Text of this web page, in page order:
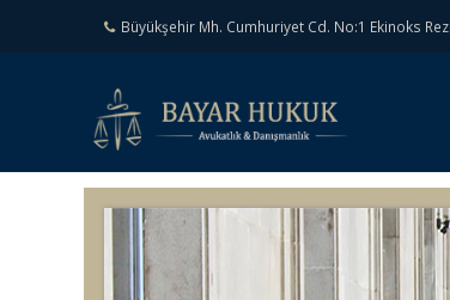
Büyükşehir Mh. Cumhuriyet Cd. No:1 Ekinoks